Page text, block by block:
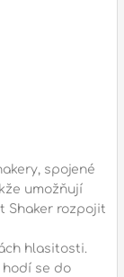
spojené
umožňují
Shaker rozpojit
hlasitosti.
hodí se do